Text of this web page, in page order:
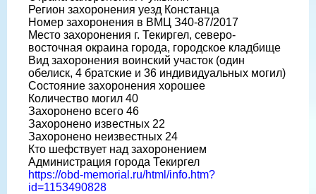
Регион захоронения уезд Констанца
Номер захоронения в ВМЦ З40-87/2017
Место захоронения г. Текиргел, северо-
восточная окраина города, городское кладбище
Вид захоронения воинский участок (один
обелиск, 4 братские и 36 индивидуальных могил)
Состояние захоронения хорошее
Количество могил 40
Захоронено всего 46
Захоронено известных 22
Захоронено неизвестных 24
Кто шефствует над захоронением
Администрация города Текиргел
https://obd-memorial.ru/html/info.htm?
id=1153490828